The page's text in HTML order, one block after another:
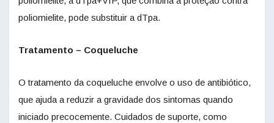
poliomielite, pode substituir a dTpa.
Tratamento – Coqueluche
O tratamento da coqueluche envolve o uso de antibiótico,
que ajuda a reduzir a gravidade dos sintomas quando
iniciado precocemente. Cuidados de suporte, como